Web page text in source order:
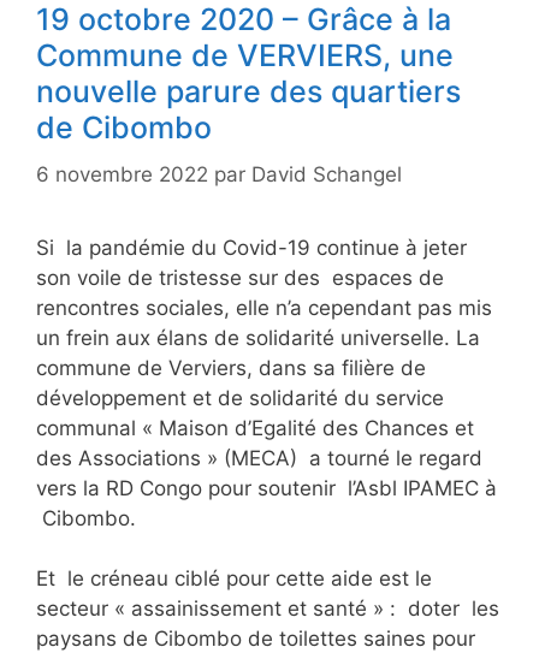
19 octobre 2020 – Grâce à la
Commune de VERVIERS, une
nouvelle parure des quartiers
de Cibombo
6 novembre 2022 par David Schangel
Si la pandémie du Covid-19 continue à jeter
son voile de tristesse sur des espaces de
rencontres sociales, elle n’a cependant pas mis
un frein aux élans de solidarité universelle. La
commune de Verviers, dans sa filière de
développement et de solidarité du service
communal « Maison d’Egalité des Chances et
des Associations » (MECA) a tourné le regard
vers la RD Congo pour soutenir l’Asbl IPAMEC à
Cibombo.
Et le créneau ciblé pour cette aide est le
secteur « assainissement et santé » : doter les
paysans de Cibombo de toilettes saines pour